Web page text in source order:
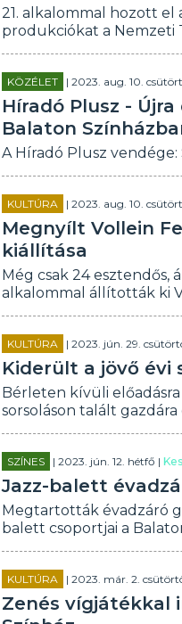
21. alkalommal hozott el
produkciókat a Nemzeti
KÖZÉLET | 2023. aug. 10.
Híradó Plusz -
Balaton
A Híradó Plusz
KULTÚRA | 2023. aug. 10.
Megnyílt Vollein
kiállítása
Még csak 24 esztendős,
alkalommal állították ki
KULTÚRA | 2023. jún. 29.
Kiderült a jövő évi
Bérleten kívüli
sorsoláson talált
SZÍNES | 2023. jún. 12. hétfő |
Jazz-balett
Megtartották évadzáró
balett csoportjai a
KULTÚRA | 2023. már. 2.
Zenés vígjátékkal